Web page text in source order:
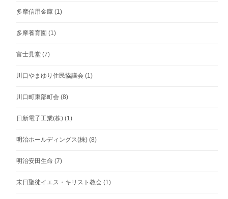
多摩信用金庫 (1)
多摩養育園 (1)
富士見堂 (7)
川口やまゆり住民協議会 (1)
川口町東部町会 (8)
日新電子工業(株) (1)
明治ホールディングス(株) (8)
明治安田生命 (7)
末日聖徒イエス・キリスト教会 (1)